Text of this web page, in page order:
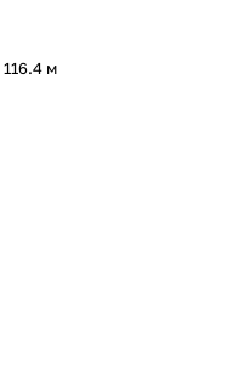
116.4 м